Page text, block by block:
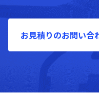
お見積りのお問い合